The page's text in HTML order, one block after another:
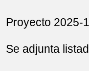
Proyecto 2025-
Se adjunta